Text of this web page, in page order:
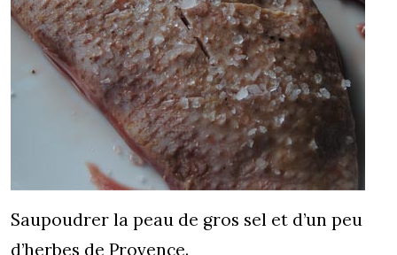
Saupoudrer la peau de gros sel et d’un peu
d’herbes de Provence.